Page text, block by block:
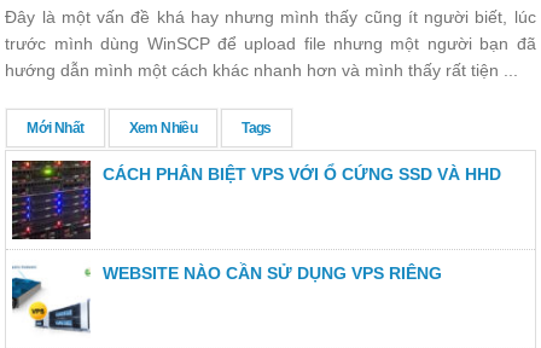
Đây là một vấn đề khá hay nhưng mình thấy cũng ít người biết, lúc
trước mình dùng WinSCP để upload file nhưng một người bạn đã
hướng dẫn mình một cách khác nhanh hơn và mình thấy rất tiện ...
Mới Nhất Xem Nhiều Tags
CÁCH PHÂN BIỆT VPS VỚI Ổ CỨNG SSD VÀ HHD
WEBSITE NÀO CẦN SỬ DỤNG VPS RIÊNG